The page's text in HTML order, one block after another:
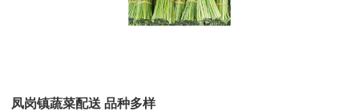
凤岗镇蔬菜配送 品种多样